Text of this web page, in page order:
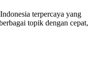
terpercaya yang
topik dengan cepat,